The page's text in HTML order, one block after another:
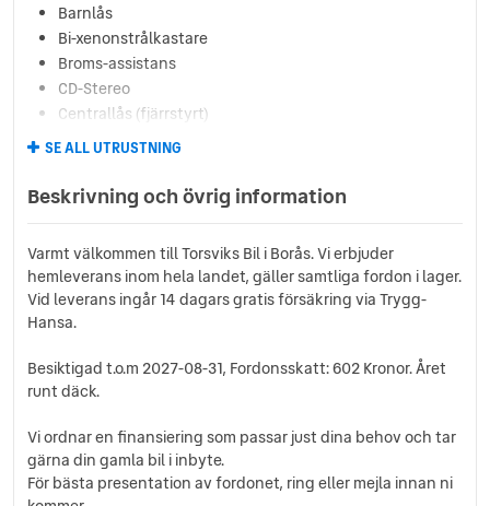
Barnlås
Bi-xenonstrålkastare
Broms-assistans
CD-Stereo
Centrallås (fjärrstyrt)
Delbart baksäte
Eluppvärmda sidospeglar
Farthållare
Färddator
ISOFIX-fästen bak
Ljussensor
Multifunktionsratt
Parkeringssensorer (bak)
Servostyrning
Sidoairbags
Sidokrockgardiner
SE ALL UTRUSTNING
Beskrivning och övrig information
Varmt välkommen till Torsviks Bil i Borås. Vi erbjuder
hemleverans inom hela landet, gäller samtliga fordon i lager.
Vid leverans ingår 14 dagars gratis försäkring via Trygg-
Hansa.
Besiktigad t.o.m 2027-08-31, Fordonsskatt: 602 Kronor. Året
runt däck.
Vi ordnar en finansiering som passar just dina behov och tar
gärna din gamla bil i inbyte.
För bästa presentation av fordonet, ring eller mejla innan ni